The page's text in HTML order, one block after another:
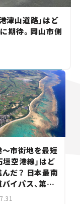
津山道路」はど
期待。岡山市側
市街地を最短
垣空港線」はど
だ？ 日本最南
イパス、第2
開通 【いま気